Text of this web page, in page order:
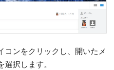
コンをクリックし、開いたメ
択します。